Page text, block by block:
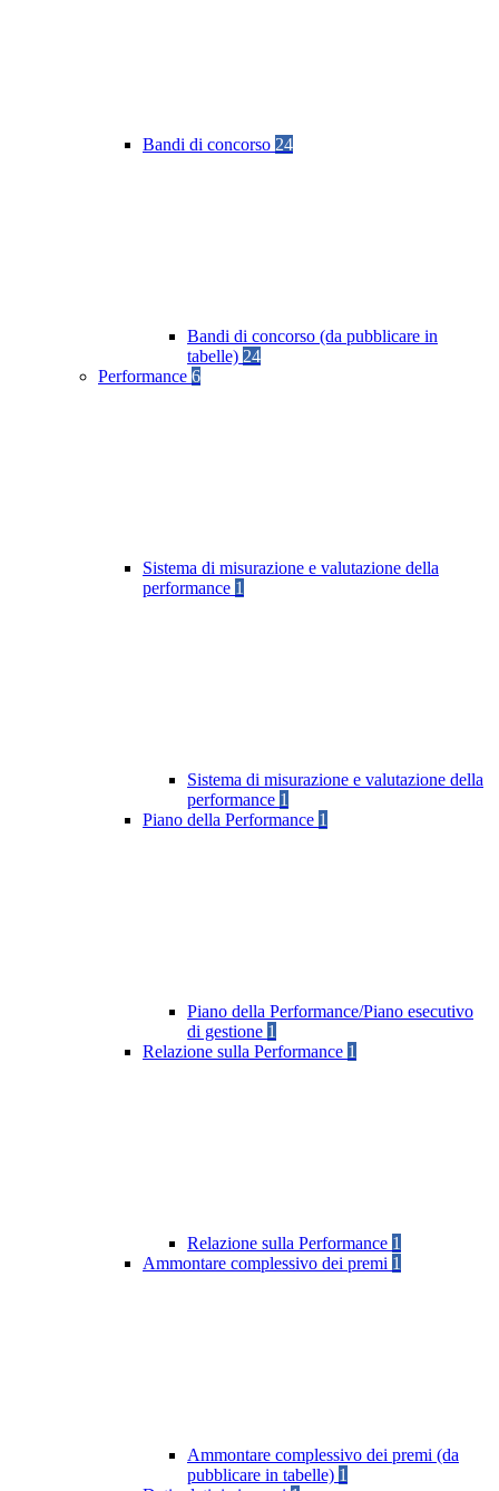
Bandi di concorso 24
Bandi di concorso (da pubblicare in
tabelle) 24
Performance 6
Sistema di misurazione e valutazione della
performance 1
Sistema di misurazione e valutazione della
performance 1
Piano della Performance 1
Piano della Performance/Piano esecutivo
di gestione 1
Relazione sulla Performance 1
Relazione sulla Performance 1
Ammontare complessivo dei premi 1
Ammontare complessivo dei premi (da
pubblicare in tabelle) 1